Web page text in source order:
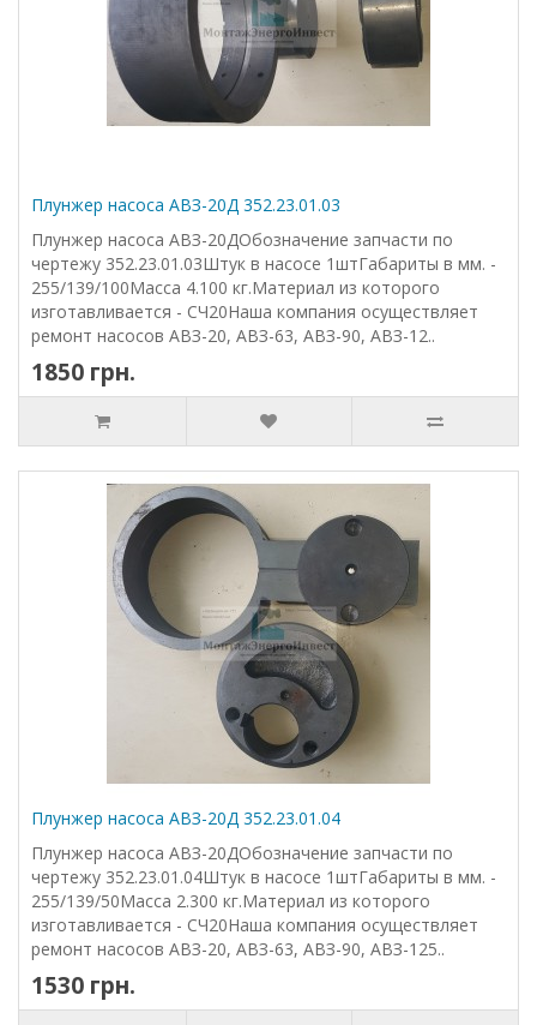
Плунжер насоса АВЗ-20Д 352.23.01.03
Плунжер насоса АВЗ-20ДОбозначение запчасти по
чертежу 352.23.01.03Штук в насосе 1штГабариты в мм. -
255/139/100Масса 4.100 кг.Материал из которого
изготавливается - СЧ20Наша компания осуществляет
ремонт насосов АВЗ-20, АВЗ-63, АВЗ-90, АВЗ-12..
1850 грн.
Плунжер насоса АВЗ-20Д 352.23.01.04
Плунжер насоса АВЗ-20ДОбозначение запчасти по
чертежу 352.23.01.04Штук в насосе 1штГабариты в мм. -
255/139/50Масса 2.300 кг.Материал из которого
изготавливается - СЧ20Наша компания осуществляет
ремонт насосов АВЗ-20, АВЗ-63, АВЗ-90, АВЗ-125..
1530 грн.